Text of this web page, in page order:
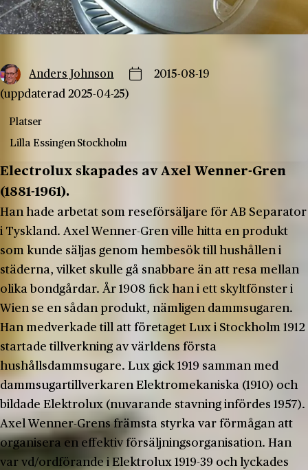
Anders Johnson
2015-08-19
(uppdaterad 2025-04-25)
Platser
Lilla Essingen Stockholm
Electrolux skapades av Axel Wenner-Gren
(1881-1961).
Han hade arbetat som reseförsäljare för AB Separator
i Tyskland. Axel Wenner-Gren ville hitta en produkt
som kunde säljas genom hembesök till hushållen i
städerna, vilket skulle gå snabbare än att resa mellan
olika bondgårdar. År 1908 fick han i ett skyltfönster i
Wien se en sådan produkt, nämligen dammsugaren.
Han medverkade till att företaget Lux i Stockholm 1912
startade tillverkning av världens första
hushållsdammsugare. Lux gick 1919 samman med
dammsugartillverkaren Elektromekaniska (1910) och
bildade Elektrolux (nuvarande stavning infördes 1957).
Axel Wenner-Grens främsta styrka var förmågan att
organisera en effektiv försäljningsorganisation. Han
var vd/ordförande i Elektrolux 1919-39 och lyckades